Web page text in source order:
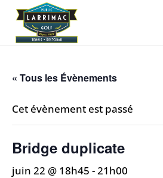
« Tous les Évènements
Cet évènement est passé
Bridge duplicate
juin 22 @ 18h45 -21h00